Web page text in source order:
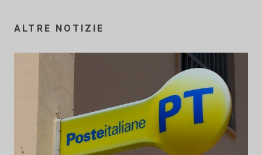
ALTRE NOTIZIE